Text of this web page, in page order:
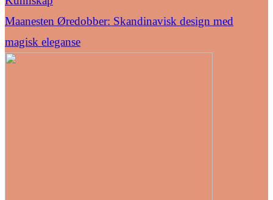
Maanesten Øredobber: Skandinavisk design med
magisk eleganse